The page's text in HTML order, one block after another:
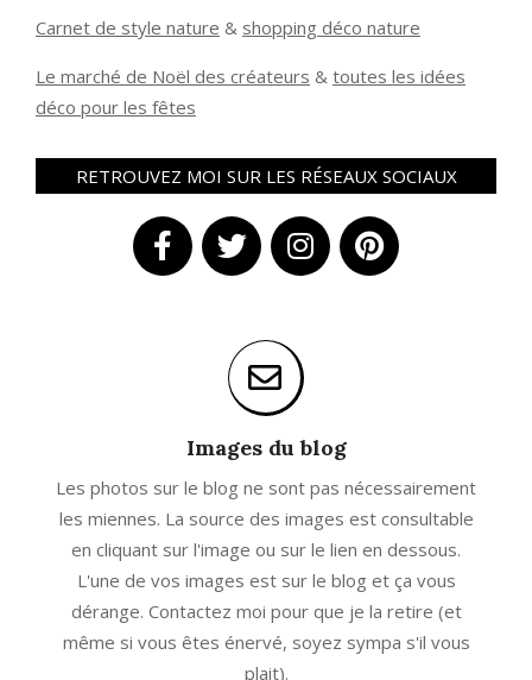
Carnet de style nature & shopping déco nature
Le marché de Noël des créateurs & toutes les idées
déco pour les fêtes
RETROUVEZ MOI SUR LES RÉSEAUX SOCIAUX
Images du blog
Les photos sur le blog ne sont pas nécessairement
les miennes. La source des images est consultable
en cliquant sur l'image ou sur le lien en dessous.
L'une de vos images est sur le blog et ça vous
dérange. Contactez moi pour que je la retire (et
même si vous êtes énervé, soyez sympa s'il vous
plait).